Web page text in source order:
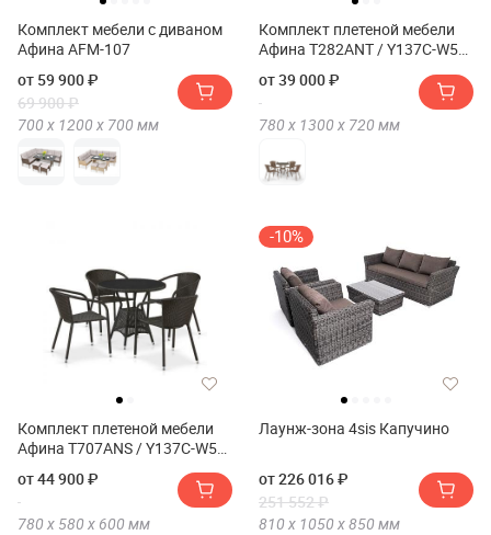
Комплект мебели с диваном
Афина AFM-107
от 59 900 ₽
69 900 ₽
700 х 1200 х 700 мм
Комплект плетеной мебели
Афина T282ANT / Y137C-W56
от 39 000 ₽
780 х 1300 х 720 мм
Комплект плетеной мебели
Афина T707ANS / Y137C-W53
от 44 900 ₽
780 х 580 х 600 мм
-10%
Лаунж-зона 4sis Капучино
от 226 016 ₽
251 552 ₽
810 х 1050 х850 мм